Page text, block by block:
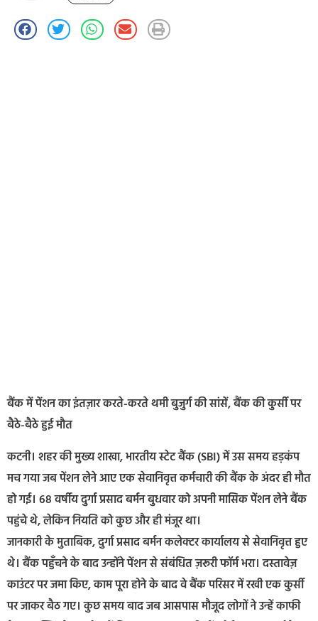
बैंक में पेंशन का इंतज़ार करते-करते थमी बुजुर्ग की सांसें, बैंक की कुर्सी पर
बैठे-बैठे हुई मौत
​कटनी। शहर की मुख्य शाखा, भारतीय स्टेट बैंक (SBI) में उस समय हड़कंप
मच गया जब पेंशन लेने आए एक सेवानिवृत्त कर्मचारी की बैंक के अंदर ही मौत
हो गई। 68 वर्षीय दुर्गा प्रसाद बर्मन बुधवार को अपनी मासिक पेंशन लेने बैंक
पहुंचे थे, लेकिन नियति को कुछ और ही मंजूर था।
​जानकारी के मुताबिक, दुर्गा प्रसाद बर्मन कलेक्टर कार्यालय से सेवानिवृत्त हुए
थे। बैंक पहुँचने के बाद उन्होंने पेंशन से संबंधित ज़रूरी फॉर्म भरा। दस्तावेज़
काउंटर पर जमा किए, ​काम पूरा होने के बाद वे बैंक परिसर में रखी एक कुर्सी
पर जाकर बैठ गए। कुछ समय बाद जब आसपास मौजूद लोगों ने उन्हें काफी